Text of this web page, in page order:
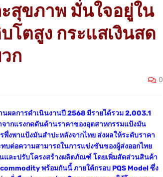
สุขภาพ มั่นใจอยู่ใน
โตสูง กระแสเงินสด
ก
0
ผลการดำเนินงานปี 2568 มีรายได้รวม 2,003.1
ากแรงกดดันด้านราคาของอุตสาหกรรมแป้งมัน
งพาแป้งมันสำปะหลังจากไทย ส่งผลให้ระดับราคา
ต่อความสามารถในการแข่งขันของผู้ส่งออกไทย
และปรับโครงสร้างผลิตภัณฑ์ โดยเพิ่มสัดส่วนสินค้า
พร้อมกันนี้ ภายใต้กรอบ PQS Model ซึ่ง